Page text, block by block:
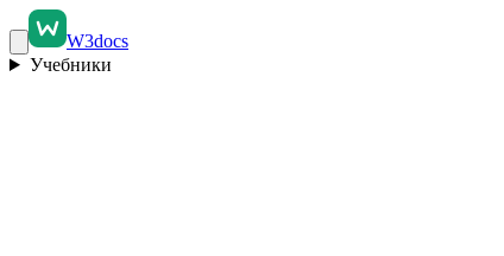
W3docs
Учебники